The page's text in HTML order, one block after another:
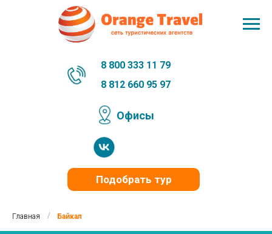
Подобрать тур
Офисы
8 812 660 95 97
8 800 333 11 79
Главная / Байкал